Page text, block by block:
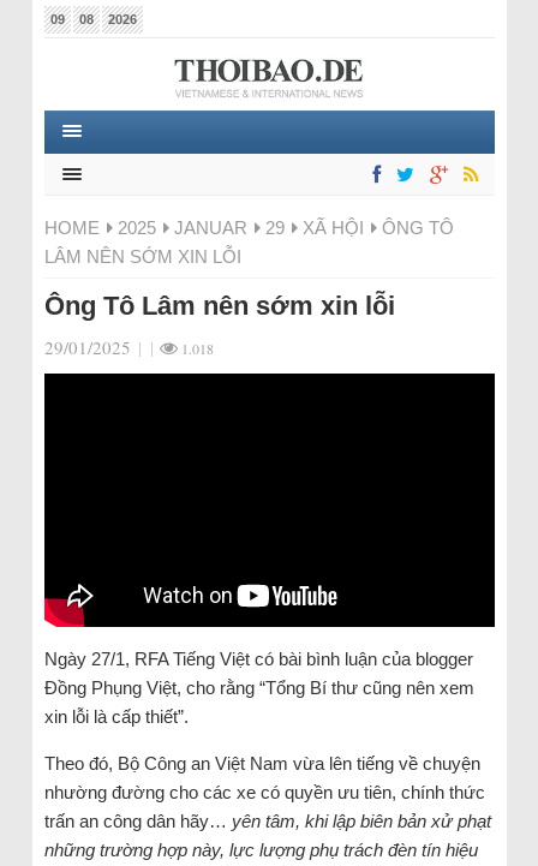
09 08 2026
HOME 2025 JANUAR 29 XÃ HỘI
ÔNG TÔ
LÂM NÊN SỚM XIN LỖI
Ông Tô Lâm nên sớm xin lỗi
29/01/2025 | | 1.018
Ngày 27/1, RFA Tiếng Việt có bài bình luận của blogger
Đồng Phụng Việt, cho rằng “Tổng Bí thư cũng nên xem
xin lỗi là cấp thiết”.
Theo đó, Bộ Công an Việt Nam vừa lên tiếng về chuyện
nhường đường cho các xe có quyền ưu tiên, chính thức
trấn an công dân hãy… yên tâm, khi lập biên bản xử phạt
những trường hợp này, lực lượng phụ trách đèn tín hiệu